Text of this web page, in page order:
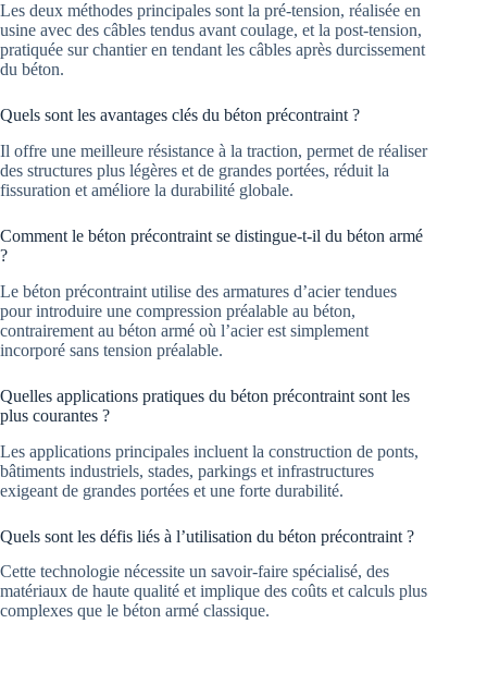
Les deux méthodes principales sont la pré-tension, réalisée en
usine avec des câbles tendus avant coulage, et la post-tension,
pratiquée sur chantier en tendant les câbles après durcissement
du béton.
Quels sont les avantages clés du béton précontraint ?
Il offre une meilleure résistance à la traction, permet de réaliser
des structures plus légères et de grandes portées, réduit la
fissuration et améliore la durabilité globale.
Comment le béton précontraint se distingue-t-il du béton armé
?
Le béton précontraint utilise des armatures d’acier tendues
pour introduire une compression préalable au béton,
contrairement au béton armé où l’acier est simplement
incorporé sans tension préalable.
Quelles applications pratiques du béton précontraint sont les
plus courantes ?
Les applications principales incluent la construction de ponts,
bâtiments industriels, stades, parkings et infrastructures
exigeant de grandes portées et une forte durabilité.
Quels sont les défis liés à l’utilisation du béton précontraint ?
Cette technologie nécessite un savoir-faire spécialisé, des
matériaux de haute qualité et implique des coûts et calculs plus
complexes que le béton armé classique.